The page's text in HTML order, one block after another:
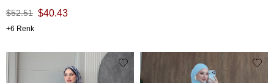
$40.43
$52.51
6